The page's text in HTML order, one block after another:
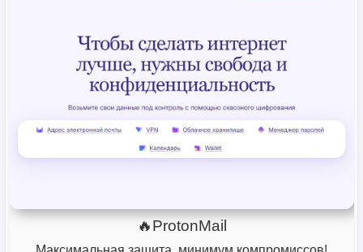
🔥ProtonMail